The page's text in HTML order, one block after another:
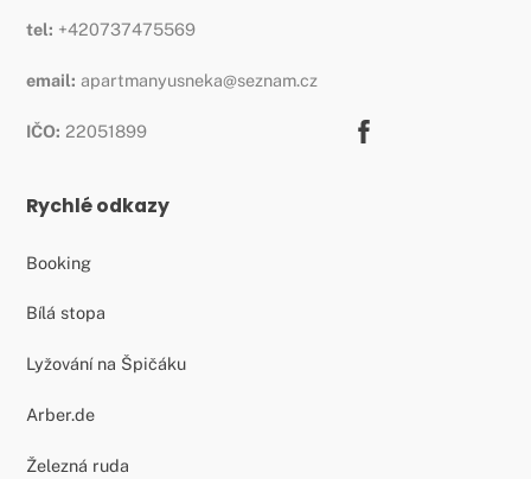
tel: +420737475569
email: apartmanyusneka@seznam.cz
IČO: 22051899
Rychlé odkazy
Booking
Bílá stopa
Lyžování na Špičáku
Arber.de
Železná ruda